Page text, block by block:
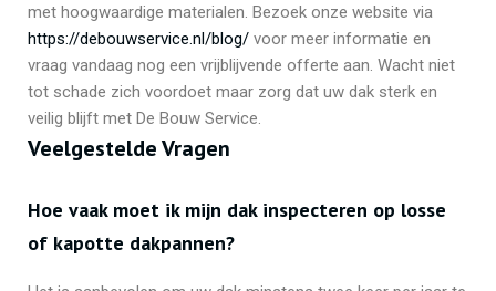
met hoogwaardige materialen. Bezoek onze website via
https://debouwservice.nl/blog/ voor meer informatie en
vraag vandaag nog een vrijblijvende offerte aan. Wacht niet
tot schade zich voordoet maar zorg dat uw dak sterk en
veilig blijft met De Bouw Service.
Veelgestelde Vragen
Hoe vaak moet ik mijn dak inspecteren op losse
of kapotte dakpannen?